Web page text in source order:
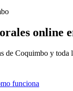
online
de Coquimbo y toda
funciona